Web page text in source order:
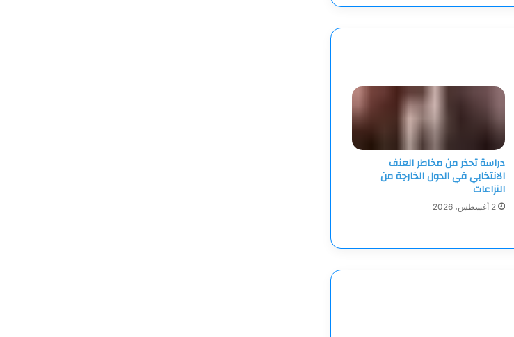
دراسة تحذر من مخاطر العنف
الانتخابي في الدول الخارجة من
النزاعات
2 أغسطس، 2026